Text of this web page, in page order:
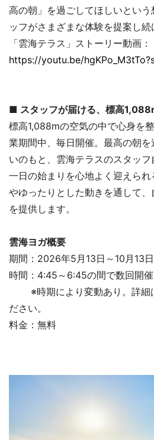
高の朝」を過ごしてほしいとい
ッフがさまざまな体験を提案し続
「雲海テラス」ストーリー動画：
https://youtu.be/
■ スタッフが届ける、標高
標高1,088mの空気の中で心身を
業期間中、毎日開催。最高の朝
いのもと、雲海テラスのスタッフ
一日の始まりを心地よく迎えら
やゆったりとした動きを通して
を提供します。
雲海ヨガ概要
期間：2026年5月13日～10月13日
時間：4:45～6:45の間で数回開催
※時期により変動あり。詳細
ださい。
料金：無料